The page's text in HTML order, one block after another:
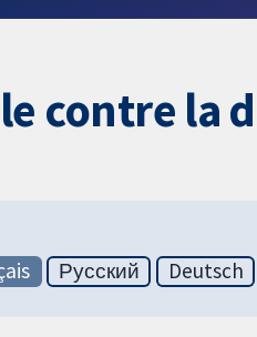
contre la
Русский Deutsch